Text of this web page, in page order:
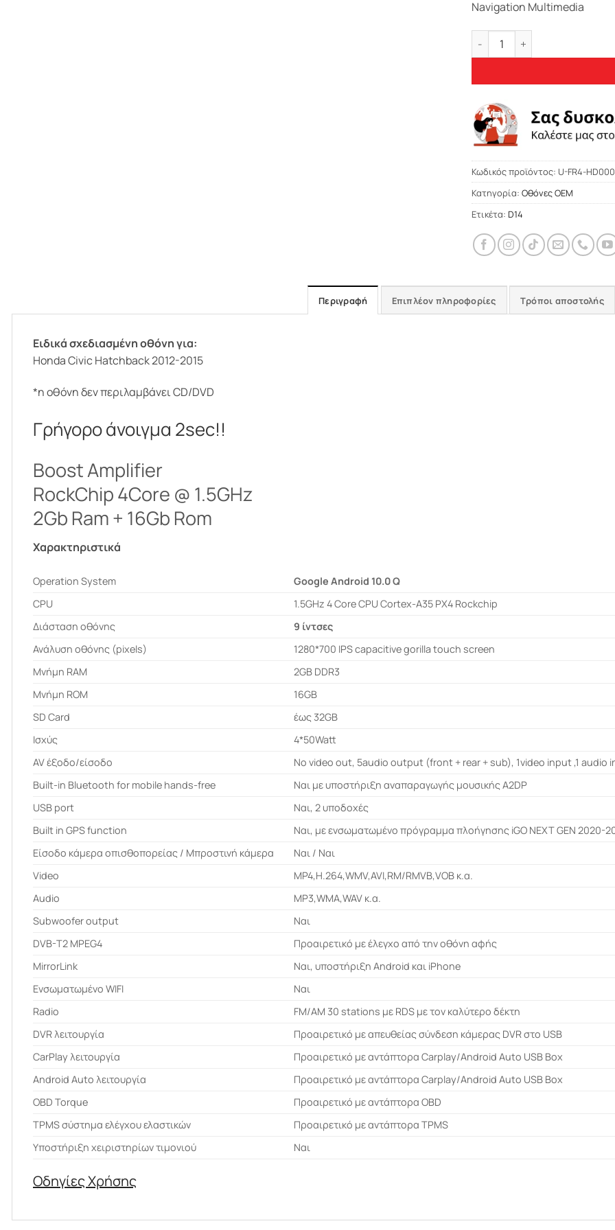
Navigation Multimedia
Bizzar FR4 Series CarPad
Κωδικός προϊόντος: U-FR4-
Κατηγορία: Οθόνες OEM
Ετικέτα: D14
Περιγραφή Επιπλέον πληροφορίες Τρόποι αποστολής
Ειδικά σχεδιασμένη οθόνη για:
Honda Civic Hatchback 2012-2015
*η οθόνη δεν περιλαμβάνει CD/DVD
Γρήγορο άνοιγμα 2sec!!
Boost Amplifier
RockChip 4Core @ 1.5GHz
2Gb Ram + 16Gb Rom
Χαρακτηριστικά
Operation System
Google Android 10.0 Q
CPU
1.5GHz 4 Core CPU Cortex-A35 PX4 Rockchip
Διάσταση οθόνης
9 ίντσες
Ανάλυση οθόνης (pixels)
1280*700 IPS capacitive gorilla touch screen
Μνήμη RAM
2GB DDR3
Μνήμη ROM
16GB
SD Card
έως 32GB
Ισχύς
4*50Watt
AV έξοδο/είσοδο
No video out, 5audio output (front + rear + sub), 1video input ,1 audio
Built-in Bluetooth for mobile hands-free
Ναι με υποστήριξη αναπαραγωγής μουσικής A2DP
USB port
Ναι, 2 υποδοχές
Built in GPS function
Ναι, με ενσωματωμένο πρόγραμμα πλοήγησης iGO NEXT GEN 2020-
Είσοδο κάμερα οπισθοπορείας / Μπροστινή κάμερα
Ναι / Ναι
Video
MP4,H.264,WMV,AVI,RM/RMVB,VOB κ.α.
Audio
MP3,WMA,WAV κ.α.
Subwoofer output
Ναι
DVB-T2 MPEG4
Προαιρετικό με έλεγχο από την οθόνη αφής
MirrorLink
Ναι, υποστήριξη Android και iPhone
Ενσωματωμένο WIFI
Ναι
Radio
FM/AM 30 stations με RDS με τον καλύτερο δέκτη
DVR λειτουργία
Προαιρετικό με απευθείας σύνδεση κάμερας DVR στο USB
CarPlay λειτουργία
Προαιρετικό με αντάπτορα Carplay/Android Auto USB Box
Android Auto λειτουργία
Προαιρετικό με αντάπτορα Carplay/Android Auto USB Box
OBD Torque
Προαιρετικό με αντάπτορα OBD
ΤPMS σύστημα ελέγχου ελαστικών
Προαιρετικό με αντάπτορα TPMS
Υποστήριξη χειριστηρίων τιμονιού
Ναι
Οδηγίες Χρήσης